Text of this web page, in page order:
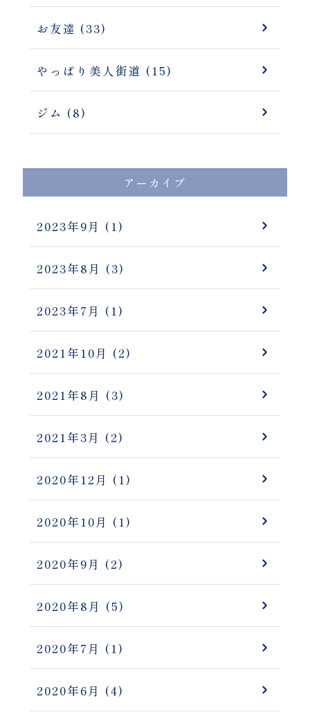
お友達 (33)
やっぱり美人街道 (15)
ジム (8)
アーカイブ
2023年9月 (1)
2023年8月 (3)
2023年7月 (1)
2021年10月 (2)
2021年8月 (3)
2021年3月 (2)
2020年12月 (1)
2020年10月 (1)
2020年9月 (2)
2020年8月 (5)
2020年7月 (1)
2020年6月 (4)